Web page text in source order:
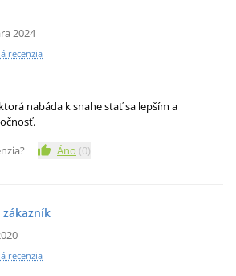
2024
recenzia
nabáda k snahe stať sa lepším a
Áno (0)
recenzia